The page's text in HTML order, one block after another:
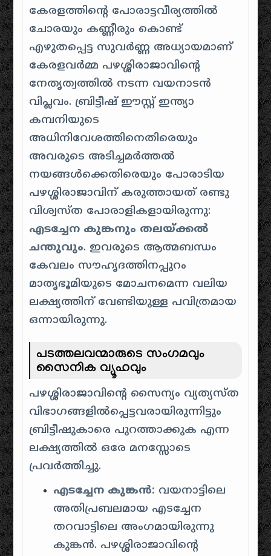
കേരളത്തിന്റെ പോരാട്ടവീര്യത്തിൽ
ചോരയും കണ്ണീരും കൊണ്ട്
എഴുതപ്പെട്ട സുവർണ്ണ അധ്യായമാണ്
കേരളവർമ്മ പഴശ്ശിരാജാവിന്റെ
നേതൃത്വത്തിൽ നടന്ന വയനാടൻ
വിപ്ലവം. ബ്രിട്ടീഷ് ഈസ്റ്റ് ഇന്ത്യാ
കമ്പനിയുടെ
അധിനിവേശത്തിനെതിരെയും
അവരുടെ അടിച്ചമർത്തൽ
നയങ്ങൾക്കെതിരെയും പോരാടിയ
പഴശ്ശിരാജാവിന് കരുത്തായത് രണ്ടു
വിശ്വസ്ത പോരാളികളായിരുന്നു:
എടച്ചേന കുങ്കനും തലയ്ക്കൽ
ചന്തുവും. ഇവരുടെ ആത്മബന്ധം
കേവലം സൗഹൃദത്തിനപ്പുറം
മാതൃഭൂമിയുടെ മോചനമെന്ന വലിയ
ലക്ഷ്യത്തിന് വേണ്ടിയുള്ള പവിത്രമായ
ഒന്നായിരുന്നു.
പടത്തലവന്മാരുടെ സംഗമവും
സൈനിക വ്യൂഹവും
പഴശ്ശിരാജാവിന്റെ സൈന്യം വ്യത്യസ്ത
വിഭാഗങ്ങളിൽപ്പെട്ടവരായിരുന്നിട്ടും
ബ്രിട്ടീഷുകാരെ പുറത്താക്കുക എന്ന
ലക്ഷ്യത്തിൽ ഒരേ മനസ്സോടെ
പ്രവർത്തിച്ചു.
എടച്ചേന കുങ്കൻ: വയനാട്ടിലെ
അതിപ്രബലമായ എടച്ചേന
തറവാട്ടിലെ അംഗമായിരുന്നു
കുങ്കൻ. പഴശ്ശിരാജാവിന്റെ